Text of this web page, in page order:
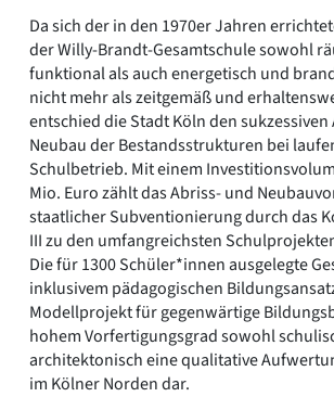
Da sich der in den 1970er Jahren
der Willy-Brandt-Gesamtschule sowohl
funktional als auch energetisch und
nicht mehr als zeitgemäß und
entschied die Stadt Köln den sukzessiven
Neubau der Bestandsstrukturen bei
Schulbetrieb. Mit einem
Mio. Euro zählt das Abriss- und
staatlicher Subventionierung durch das
III zu den umfangreichsten
Die für 1300 Schüler*innen ausgelegte
inklusivem pädagogischen
Modellprojekt für gegenwärtige
hohem Vorfertigungsgrad sowohl
architektonisch eine qualitative
im Kölner Norden dar.